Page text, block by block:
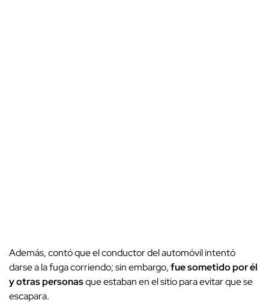
Además, contó que el conductor del automóvil intentó
darse a la fuga corriendo; sin embargo,fue sometido por él
y otras personasque estaban en el sitio para evitar que se
escapara.